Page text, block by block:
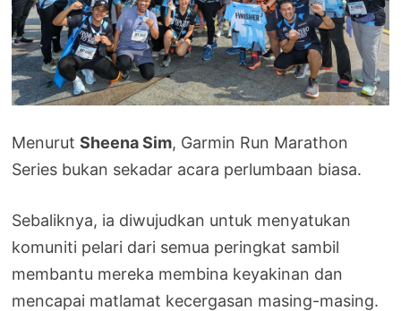
MenurutSheena Sim, Garmin Run Marathon
Series bukan sekadar acara perlumbaan biasa.
Sebaliknya, ia diwujudkan untuk menyatukan
komuniti pelari dari semua peringkat sambil
membantu mereka membina keyakinan dan
mencapai matlamat kecergasan masing-masing.